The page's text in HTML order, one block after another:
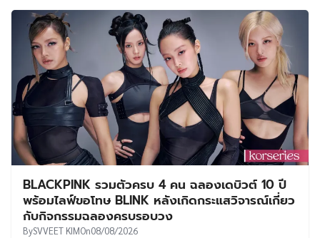
BLACKPINK รวมตัวครบ 4 คน ฉลองเดบิวต์ 10 ปี
พร้อมไลฟ์ขอโทษ BLINK หลังเกิดกระแสวิจารณ์เกี่ยว
กับกิจกรรมฉลองครบรอบวง
BySVVEET KIMOn08/08/2026